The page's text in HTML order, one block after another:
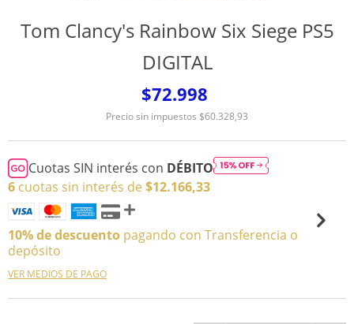
Tom Clancy's Rainbow Six Siege PS5
DIGITAL
$72.998
Precio sin impuestos $60.328,93
Cuotas SIN interés con DÉBITO
6 cuotas sin interés de $12.166,33
10% de descuento pagando con Transferencia o
depósito
VER MEDIOS DE PAGO